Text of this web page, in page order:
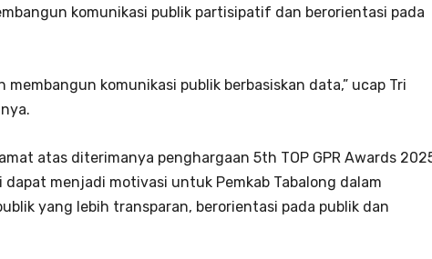
komunikasi publik partisipatif dan berorientasi pada
membangun komunikasi publik berbasiskan data,” ucap Tri
atas diterimanya penghargaan 5th TOP GPR Awards
dapat menjadi motivasi untuk Pemkab Tabalong dalam
yang lebih transparan, berorientasi pada publik dan